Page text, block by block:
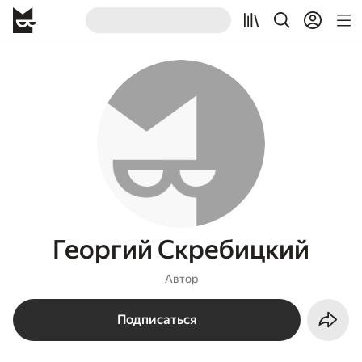
Георгий Скребицкий
Автор
Подписаться